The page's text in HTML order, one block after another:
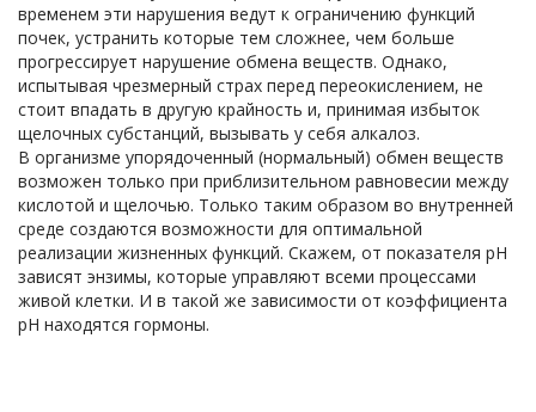
временем эти нарушения ведут к ограничению функций
почек, устранить которые тем сложнее, чем больше
прогрессирует нарушение обмена веществ. Однако,
испытывая чрезмерный страх перед переокислением, не
стоит впадать в другую крайность и, принимая избыток
щелочных субстанций, вызывать у себя алкалоз.
В организме упорядоченный (нормальный) обмен веществ
возможен только при приблизительном равновесии между
кислотой и щелочью. Только таким образом во внутренней
среде создаются возможности для оптимальной
реализации жизненных функций. Скажем, от показателя рН
зависят энзимы, которые управляют всеми процессами
живой клетки. И в такой же зависимости от коэффициента
рН находятся гормоны.